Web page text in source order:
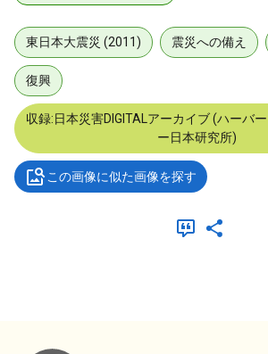
東日本大震災 (2011) 震災への備え
復興
収録:日本災害DIGITALアーカイブ (ハーバ
ー日本研究所)
この画像に似た画像を探す